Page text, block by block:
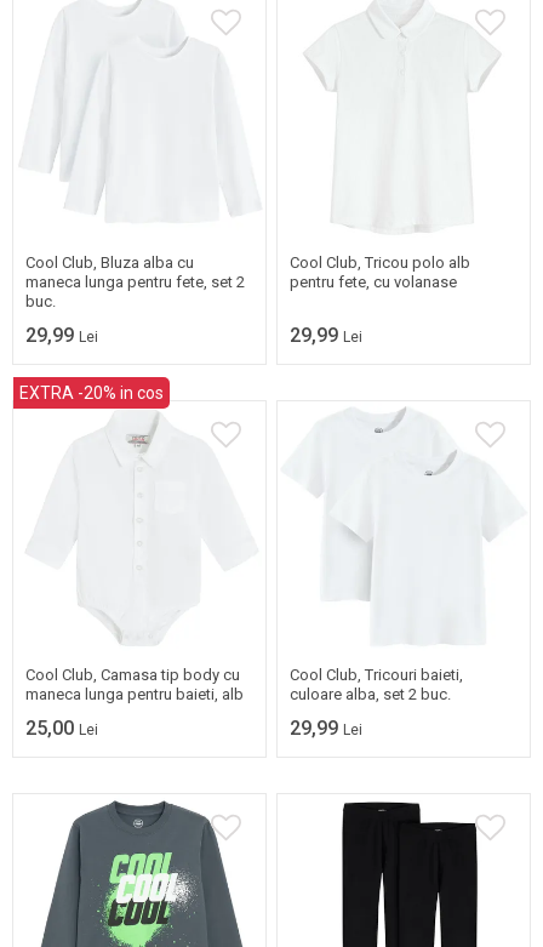
Mai multe marimi
Cool Club, Bluza alba cu
maneca lunga pentru fete, set 2
buc.
29,99 Lei
Cool Club, Tricou polo alb
pentru fete, cu volanase
29,99 Lei
EXTRA -20% in cos
92
Cool Club, Camasa tip body cu
maneca lunga pentru baieti, alb
25,00 Lei
Cool Club, Tricouri baieti,
culoare alba, set 2 buc.
29,99 Lei